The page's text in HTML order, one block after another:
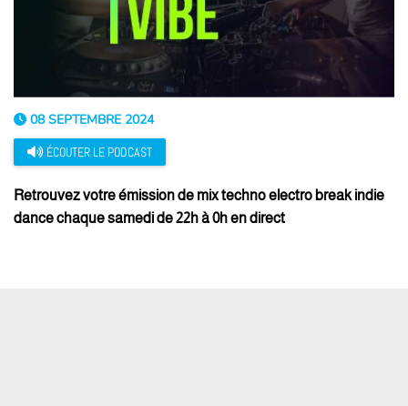
08 SEPTEMBRE 2024
ÉCOUTER LE PODCAST
Retrouvez votre émission de mix techno electro break indie
dance chaque samedi de 22h à 0h en direct